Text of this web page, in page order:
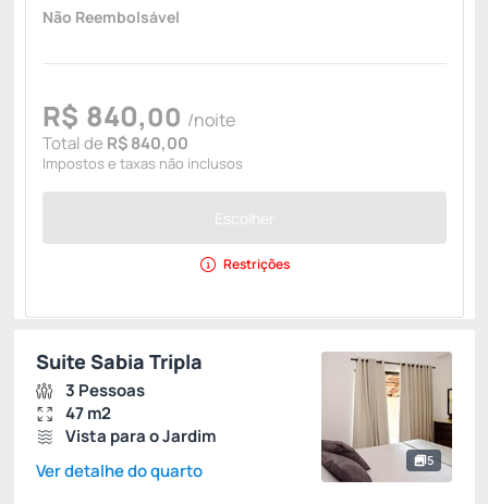
Não Reembolsável
R$ 840,00 /noite
Total de R$ 840,00
Impostos e taxas não inclusos
Escolher
Restrições
5
Suite Sabia Tripla
3 Pessoas
47 m2
Vista para o Jardim
Ver detalhe do quarto